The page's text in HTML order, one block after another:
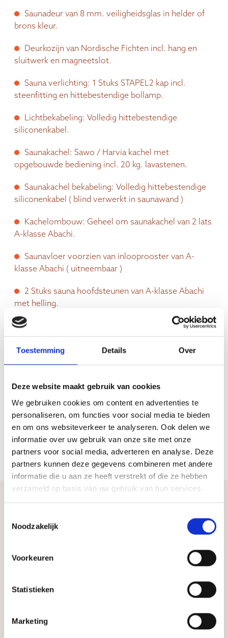
Toestemming Details Over
Deze website maakt gebruik van cookies
We gebruiken cookies om content en advertenties te
personaliseren, om functies voor social media te bieden
en om ons websiteverkeer te analyseren. Ook delen we
informatie over uw gebruik van onze site met onze
partners voor social media, adverteren en analyse. Deze
partners kunnen deze gegevens combineren met andere
informatie die u aan ze heeft verstrekt of die ze hebben
verzameld op basis van uw gebruik van hun services.
Noodzakelijk
Voorkeuren
Statistieken
Marketing
Saunadeur van 8 mm. veiligheidsglas in helder of
brons kleur.
Deurkozijn van Nordische Fichten incl. hang en
sluitwerk en magneetslot.
Sauna verlichting: 1 Stuks STAPEL2 kap incl.
steenfitting en hittebestendige bollamp.
Lichtbekabeling: Volledig hittebestendige
siliconenkabel.
Saunakachel: Sawo / Harvia kachel met
opgebouwde bediening incl. 20 kg. lavastenen.
Saunakachel bekabeling: Volledig hittebestendige
siliconenkabel ( blind verwerkt in saunawand )
Kachelombouw: Geheel om saunakachel van 2 lats
A-klasse Abachi.
Saunavloer voorzien van inlooprooster van A-
klasse Abachi ( uitneembaar )
2 Stuks sauna hoofdsteunen van A-klasse Abachi
met helling.
Aanpassingen sauna:
bredere banken – tussenbank